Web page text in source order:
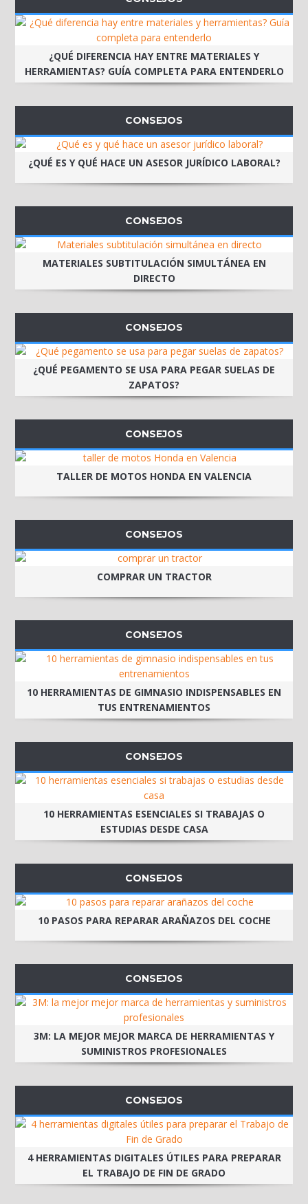
¿QUÉ DIFERENCIA HAY ENTRE MATERIALES Y
HERRAMIENTAS? GUÍA COMPLETA PARA ENTENDERLO
CONSEJOS
¿QUÉ ES Y QUÉ HACE UN ASESOR JURÍDICO LABORAL?
CONSEJOS
MATERIALES SUBTITULACIÓN SIMULTÁNEA EN
DIRECTO
CONSEJOS
¿QUÉ PEGAMENTO SE USA PARA PEGAR SUELAS DE
ZAPATOS?
CONSEJOS
TALLER DE MOTOS HONDA EN VALENCIA
CONSEJOS
COMPRAR UN TRACTOR
CONSEJOS
10 HERRAMIENTAS DE GIMNASIO INDISPENSABLES EN
TUS ENTRENAMIENTOS
CONSEJOS
10 HERRAMIENTAS ESENCIALES SI TRABAJAS O
ESTUDIAS DESDE CASA
CONSEJOS
10 PASOS PARA REPARAR ARAÑAZOS DEL COCHE
CONSEJOS
3M: LA MEJOR MEJOR MARCA DE HERRAMIENTAS Y
SUMINISTROS PROFESIONALES
CONSEJOS
4 HERRAMIENTAS DIGITALES ÚTILES PARA PREPARAR
EL TRABAJO DE FIN DE GRADO